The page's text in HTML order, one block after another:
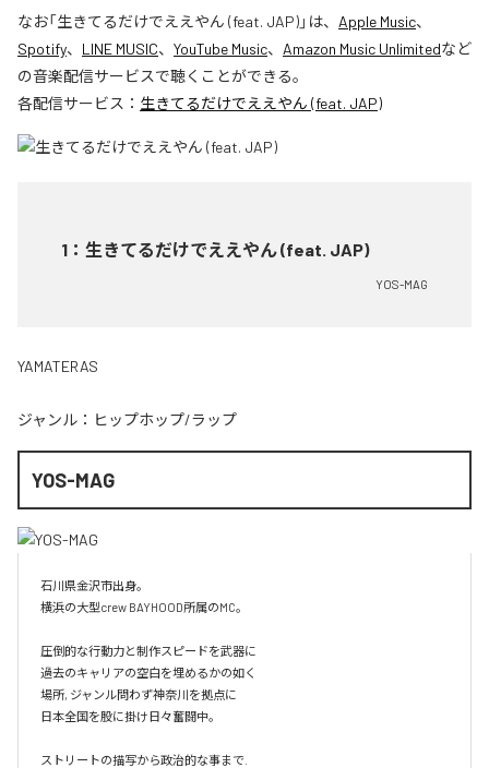
なお「生きてるだけでええやん (feat. JAP)」は、 Apple Music、
Spotify、 LINE MUSIC、 YouTube Music、 Amazon Music Unlimitedなど
の音楽配信サービスで聴くことができる。
各配信サービス： 生きてるだけでええやん (feat. JAP)
1 ： 生きてるだけでええやん (feat. JAP)
YOS-MAG
YAMATERAS
ジャンル： ヒップホップ/ラップ
YOS-MAG
石川県金沢市出身。
横浜の大型crew BAYHOOD所属のMC。
圧倒的な行動力と制作スピードを武器に
過去のキャリアの空白を埋めるかの如く
場所, ジャンル問わず神奈川を拠点に
日本全国を股に掛け日々奮闘中。
ストリートの描写から政治的な事まで.